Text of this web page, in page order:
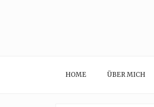
HOME ÜBER MICH